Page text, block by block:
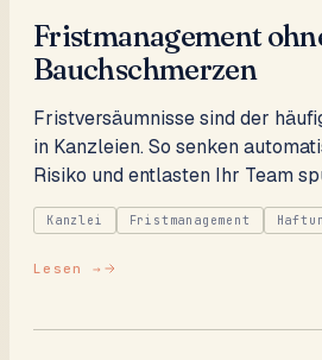
Fristmanagement
Bauchschmerzen
Fristversäumnisse sind der
in Kanzleien. So senken
Risiko und entlasten Ihr Team
Kanzlei Fristmanagement
Lesen →